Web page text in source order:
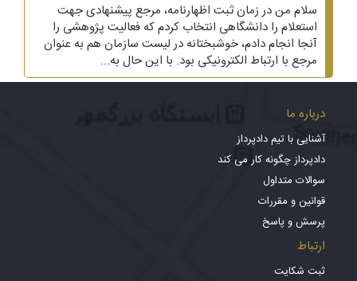
سلام من در زمان ثبت اظهارنامه، مرجع پیشنهادی جهت
استعلام را دانشگاهی انتخاب کردم که فعالیت پژوهشی را
آنجا انجام دادم، خوشبختانه در لیست سازمان هم به عنوان
مرجع با ارتباط الکترونیکی بود. با این حال به...
درباره ما
آشنایی با تیم دادپرداز
دادپرداز چگونه کار می کند
سوالات متداول
قوانین و مقررات
پرسش و پاسخ
ارتباط
ثبت شکایت